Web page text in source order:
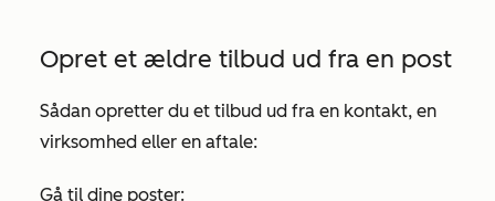
Opret et ældre tilbud ud fra en post
Sådan opretter du et tilbud ud fra en kontakt, en
virksomhed eller en aftale:
Gå til dine poster: